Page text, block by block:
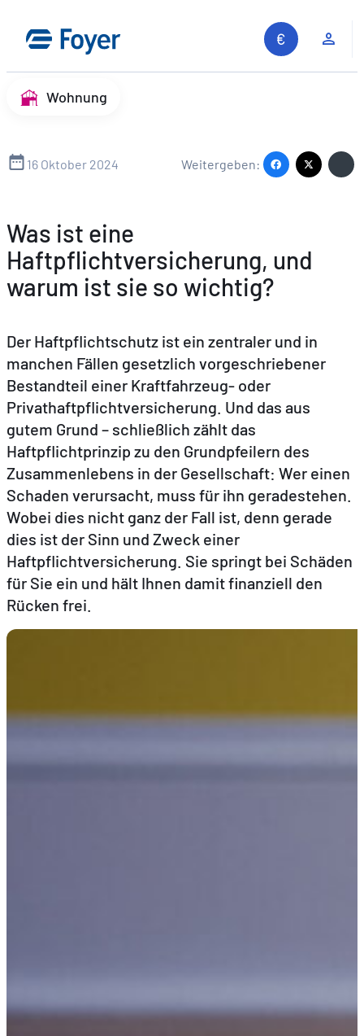
Inhalt
springen
Auf unserer Website suchen
DEFREN
Wohnung
16 Oktober 2024 Weitergeben:
Was ist eine
Haftpflichtversicherung, und
warum ist sie so wichtig?
Der Haftpflichtschutz ist ein zentraler und in
manchen Fällen gesetzlich vorgeschriebener
Bestandteil einer Kraftfahrzeug- oder
Privathaftpflichtversicherung. Und das aus
gutem Grund – schließlich zählt das
Haftpflichtprinzip zu den Grundpfeilern des
Zusammenlebens in der Gesellschaft: Wer einen
Schaden verursacht, muss für ihn geradestehen.
Wobei dies nicht ganz der Fall ist, denn gerade
dies ist der Sinn und Zweck einer
Haftpflichtversicherung. Sie springt bei Schäden
für Sie ein und hält Ihnen damit finanziell den
Rücken frei.